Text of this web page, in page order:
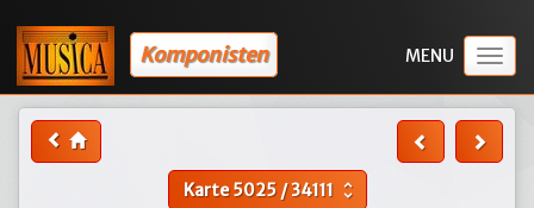
Komponisten
Karte5025/34111 unfold_more